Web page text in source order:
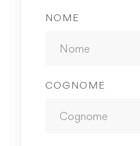
NOME
COGNOME